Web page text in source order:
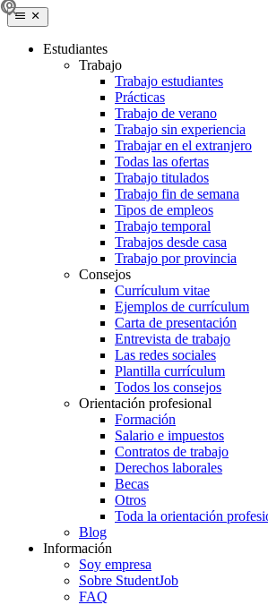
Estudiantes
Trabajo
Trabajo estudiantes
Prácticas
Trabajo de verano
Trabajo sin experiencia
Trabajar en el extranjero
Todas las ofertas
Trabajo titulados
Trabajo fin de semana
Tipos de empleos
Trabajo temporal
Trabajos desde casa
Trabajo por provincia
Consejos
Currículum vitae
Ejemplos de currículum
Carta de presentación
Entrevista de trabajo
Las redes sociales
Plantilla currículum
Todos los consejos
Orientación profesional
Formación
Salario e impuestos
Contratos de trabajo
Derechos laborales
Becas
Otros
Toda la orientación
Blog
Información
Soy empresa
Sobre StudentJob
FAQ